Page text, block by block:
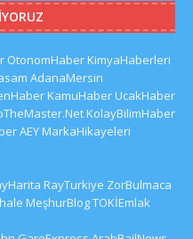
OtonomHaberKimyaHaberleri
AdanaMersin
KamuHaberUcakHaber
KolayBilimHaber
AEYMarkaHikayeleri
RayTurkiye ZorBulmaca
MeşhurBlogTOKİEmlak